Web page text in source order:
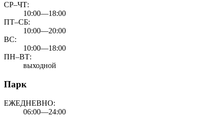
СР–ЧТ:
10:00—18:00
ПТ–СБ:
10:00—20:00
ВС:
10:00—18:00
ПН–ВТ:
выходной
Парк
ЕЖЕДНЕВНО:
06:00—24:00